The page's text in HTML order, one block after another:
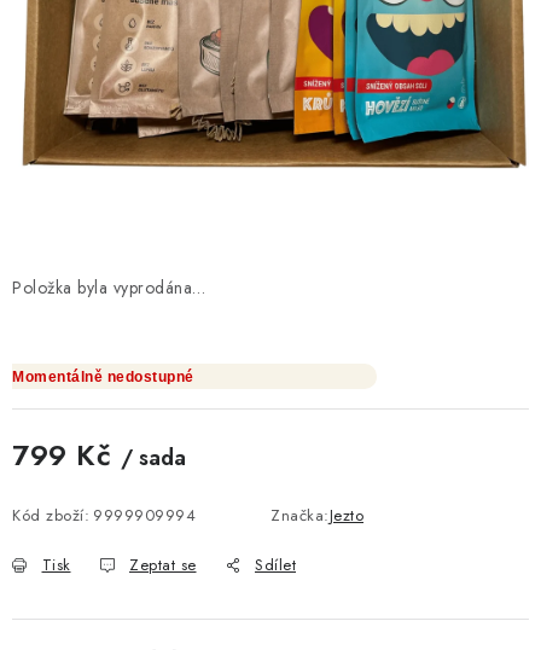
O NÁS NÁŠ PŘÍBĚH FIREMNÍ DÁRKY
KONTAKTY
DOPRAVA A PLATBA
Položka byla vyprodána…
Momentálně nedostupné
799 Kč / sada
Kód zboží: 9999909994 Značka:Jezto
Tisk Zeptat se Sdílet